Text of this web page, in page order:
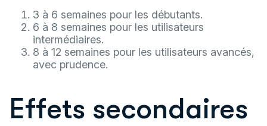
3 à 6 semaines pour les débutants.
6 à 8 semaines pour les utilisateurs
intermédiaires.
8 à 12 semaines pour les utilisateurs avancés,
avec prudence.
Effets secondaires